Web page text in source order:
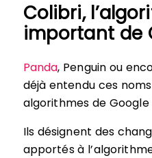
Colibri,
important de
Panda, Penguin ou
déjà entendu ces
algorithmes de Google
Ils désignent des
apportés à